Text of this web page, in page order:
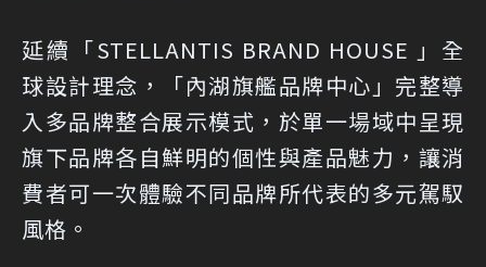
延續「STELLANTIS BRAND HOUSE 」全
球設計理念，「內湖旗艦品牌中心」完整導
入多品牌整合展示模式，於單一場域中呈現
旗下品牌各自鮮明的個性與產品魅力，讓消
費者可一次體驗不同品牌所代表的多元駕馭
風格。